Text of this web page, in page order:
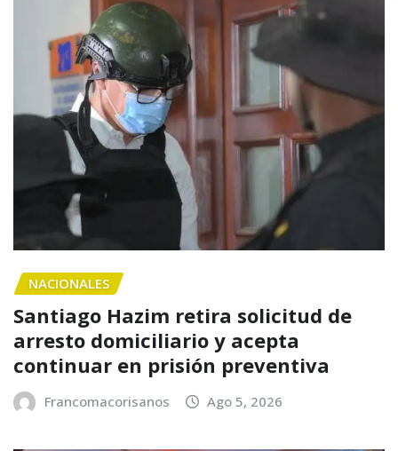
NACIONALES
Santiago Hazim retira solicitud de
arresto domiciliario y acepta
continuar en prisión preventiva
Francomacorisanos Ago 5, 2026